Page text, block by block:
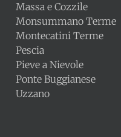
Massa e Cozzile
Monsummano Terme
Montecatini Terme
Pescia
Pieve a Nievole
Ponte Buggianese
Uzzano